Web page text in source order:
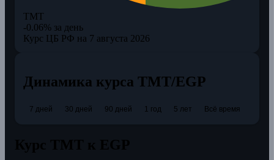
TMT
-0.06% за день
Курс ЦБ РФ на 7 августа 2026
Динамика курса TMT/EGP
7 дней 30 дней 90 дней 1 год 5 лет Всё время